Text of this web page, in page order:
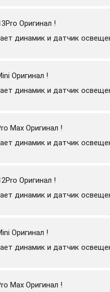
Оригинал !
динамик и датчик
Оригинал !
динамик и датчик
Max Оригинал !
динамик и датчик
Оригинал !
динамик и датчик
Оригинал !
динамик и датчик
Max Оригинал !